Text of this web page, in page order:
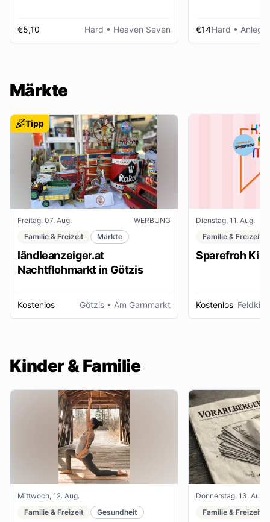
€5,10 Hard • Heaven Seven €14Hard •
Märkte
Tipp
Freitag, 07. Aug.
WERBUNG
Familie & Freizeit
Märkte
ländleanzeiger.at
Nachtflohmarkt in Götzis
Kostenlos Götzis • Am Garnmarkt
Dienstag, 11. Aug.
Familie & Freizeit
Sparefroh
Kostenlos
Kinder & Familie
Mittwoch, 12. Aug.
Familie & Freizeit
Gesundheit
Donnerstag, 13. Aug.
Familie & Freizeit